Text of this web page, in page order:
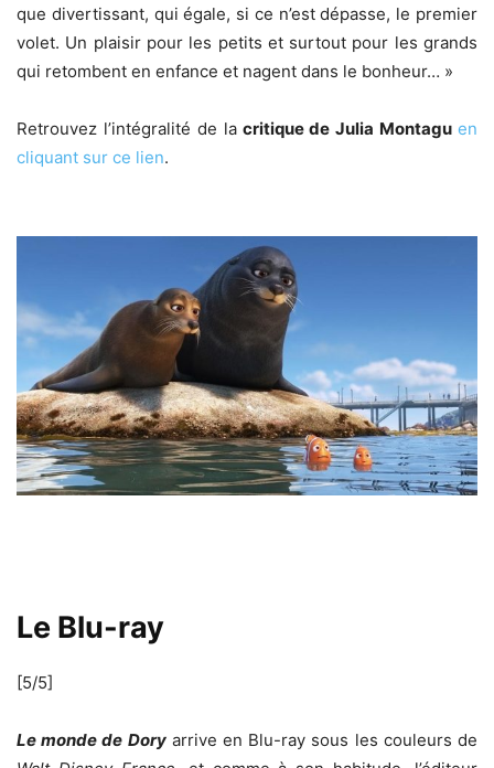
que divertissant, qui égale, si ce n’est dépasse, le premier
volet. Un plaisir pour les petits et surtout pour les grands
qui retombent en enfance et nagent dans le bonheur… »
Retrouvez l’intégralité de lacritique de Julia Montagu en
cliquant sur ce lien.
Le Blu-ray
[5/5]
Le monde de Doryarrive en Blu-ray sous les couleurs de